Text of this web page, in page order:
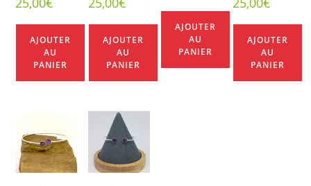
AJOUTER
AU
PANIER
AJOUTER
AU
PANIER
AJOUTER
AU
PANIER
AJOUTER
AU
PANIER